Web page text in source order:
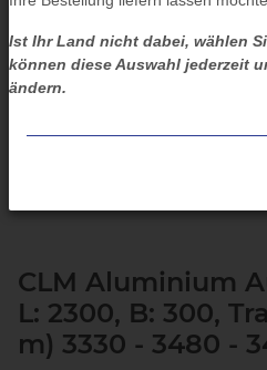
CLM Aluminium
L: 2300, B: 300,
m) 3330 - 3480 -
Ist Ihr Land nicht dabei, wählen
können diese Auswahl jederzeit
ändern.